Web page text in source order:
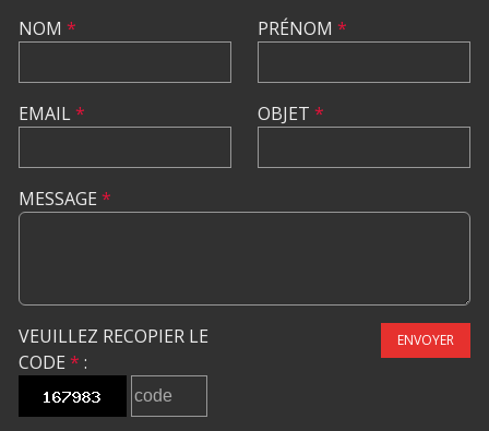
NOM *
EMAIL*
PRÉNOM *
OBJET *
MESSAGE *
VEUILLEZ RECOPIER LE
CODE * :
ENVOYER